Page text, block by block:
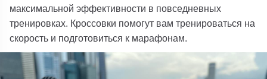
максимальной эффективности в повседневных
тренировках. Кроссовки помогут вам тренироваться на
скорость и подготовиться к марафонам.